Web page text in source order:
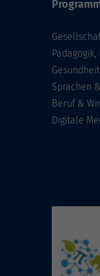
Gesundheit
Sprachen
Beruf &
Digitale